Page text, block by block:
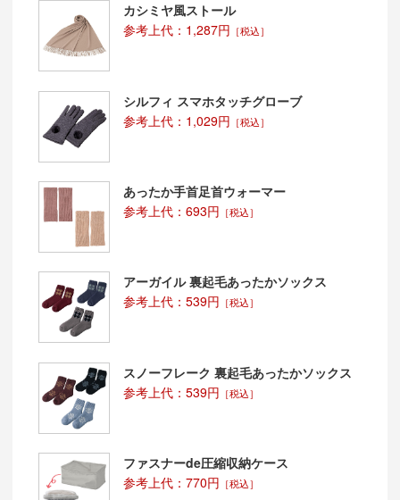
カシミヤ風ストール
参考上代：1,287円 ［税込］
シルフィ スマホタッチグローブ
参考上代：1,029円 ［税込］
あったか手首足首ウォーマー
参考上代：693円 ［税込］
アーガイル 裏起毛あったかソックス
参考上代：539円 ［税込］
スノーフレーク 裏起毛あったかソックス
参考上代：539円 ［税込］
ファスナーde圧縮収納ケース
参考上代：770円 ［税込］